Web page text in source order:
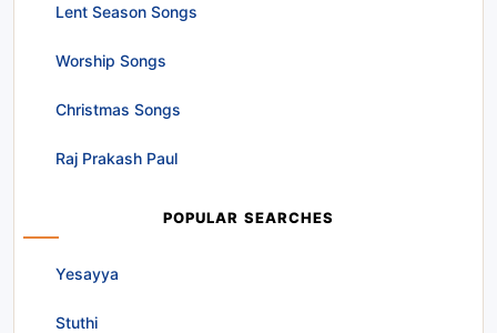
Lent Season Songs
Worship Songs
Christmas Songs
Raj Prakash Paul
POPULAR SEARCHES
Yesayya
Stuthi